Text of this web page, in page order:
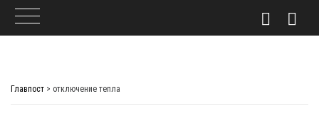
Главпост > отключение тепла